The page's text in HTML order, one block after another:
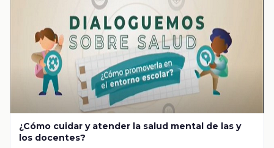
¿Cómo cuidar y atender la salud mental de las y
los docentes?